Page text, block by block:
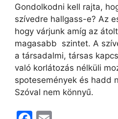
Gondolkodni kell rajta,
szívedre hallgass-e? Az
hogy várjunk amíg az
magasabb szintet. A
a társadalmi, társas
való korlátozás nélküli
spotesemények és hadd
Szóval nem könnyű.